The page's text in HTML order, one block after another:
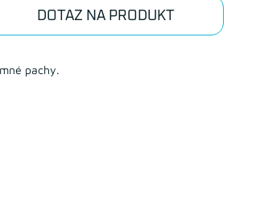
DOTAZ NA PRODUKT
pachy.